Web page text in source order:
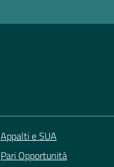
Appalti e SUA
Pari Opportunità